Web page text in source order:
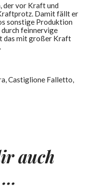
der vor Kraft und
Damit fällt er
sonstige Produktion
durch feinnervige
das mit großer Kraft
Castiglione Falletto,
auch
…